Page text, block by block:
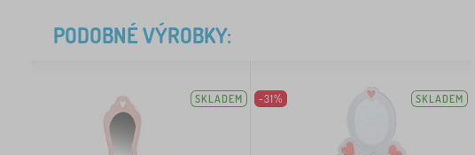
PODOBNÉ VÝROBKY:
SKLADEM -31% SKLADEM